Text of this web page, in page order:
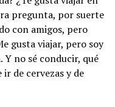
pregunta, por suerte
con amigos, pero
gusta viajar, pero soy
Y no sé conducir, qué
ir de cervezas y de